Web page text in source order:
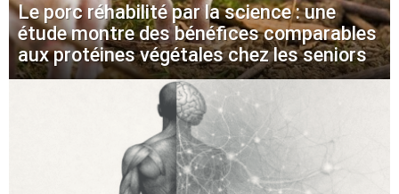
Le porc réhabilité par la science : une
étude montre des bénéfices comparables
aux protéines végétales chez les seniors